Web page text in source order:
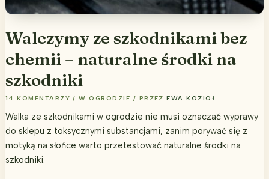
Walczymy ze szkodnikami bez
chemii – naturalne środki na
szkodniki
14 KOMENTARZY /W OGRODZIE / PRZEZEWA KOZIOŁ
Walka ze szkodnikami w ogrodzie nie musi oznaczać wyprawy
do sklepu z toksycznymi substancjami, zanim porywać się z
motyką na słońce warto przetestować naturalne środki na
szkodniki.